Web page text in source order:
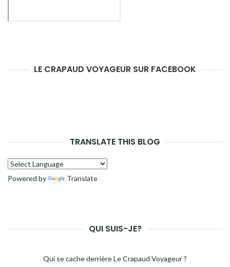
LE CRAPAUD VOYAGEUR SUR FACEBOOK
TRANSLATE THIS BLOG
Powered by Translate
QUI SUIS-JE?
Qui se cache derrière Le Crapaud Voyageur ?